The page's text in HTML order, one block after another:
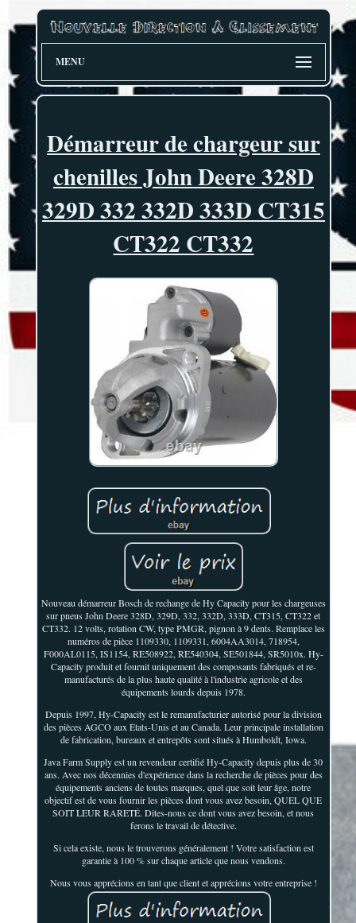
MENU
Démarreur de chargeur sur
chenilles John Deere 328D
329D 332 332D 333D CT315
CT322 CT332
Nouveau démarreur Bosch de rechange de Hy Capacity pour les chargeuses
sur pneus John Deere 328D, 329D, 332, 332D, 333D, CT315, CT322 et
CT332. 12 volts, rotation CW, type PMGR, pignon à 9 dents. Remplace les
numéros de pièce 1109330, 1109331, 6004AA3014, 718954,
F000AL0115, IS1154, RE508922, RE540304, SE501844, SR5010x. Hy-
Capacity produit et fournit uniquement des composants fabriqués et re-
manufacturés de la plus haute qualité à l'industrie agricole et des
équipements lourds depuis 1978.
Depuis 1997, Hy-Capacity est le remanufacturier autorisé pour la division
des pièces AGCO aux États-Unis et au Canada. Leur principale installation
de fabrication, bureaux et entrepôts sont situés à Humboldt, Iowa.
Java Farm Supply est un revendeur certifié Hy-Capacity depuis plus de 30
ans. Avec nos décennies d'expérience dans la recherche de pièces pour des
équipements anciens de toutes marques, quel que soit leur âge, notre
objectif est de vous fournir les pièces dont vous avez besoin, QUEL QUE
SOIT LEUR RARETÉ. Dites-nous ce dont vous avez besoin, et nous
ferons le travail de détective.
Si cela existe, nous le trouverons généralement ! Votre satisfaction est
garantie à 100 % sur chaque article que nous vendons.
Nous vous apprécions en tant que client et apprécions votre entreprise !